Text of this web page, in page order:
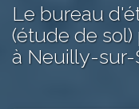
Le bureau
(étude de
à Neuilly-sur-